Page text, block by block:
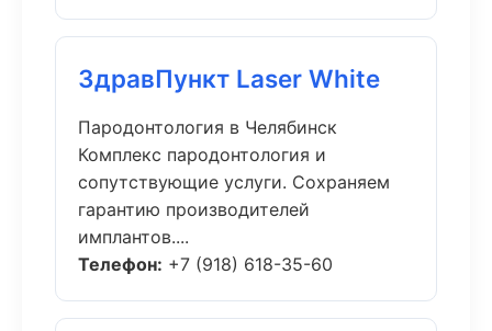
ЗдравПункт Laser White
Пародонтология в Челябинск
Комплекс пародонтология и
сопутствующие услуги. Сохраняем
гарантию производителей
имплантов....
Телефон: +7 (918) 618-35-60